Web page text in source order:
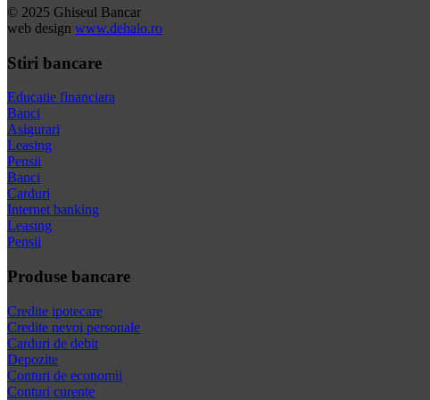
© 2025 Ghiseul Bancar
web design www.dehalo.ro
Stiri bancare
Educatie financiara
Banci
Asigurari
Leasing
Pensii
Banci
Carduri
Internet banking
Leasing
Pensii
Produse bancare
Credite ipotecare
Credite nevoi personale
Carduri de debit
Depozite
Conturi de economii
Conturi curente